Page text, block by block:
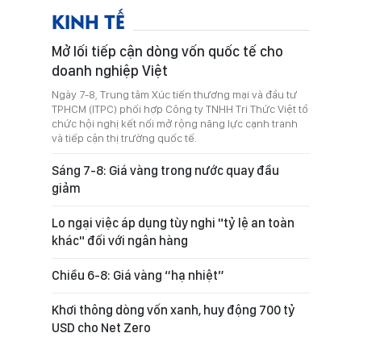
KINH TẾ
Mở lối tiếp cận dòng vốn quốc tế cho
doanh nghiệp Việt
Ngày 7-8, Trung tâm Xúc tiến thương mại và đầu tư
TPHCM (ITPC) phối hợp Công ty TNHH Tri Thức Việt tổ
chức hội nghị kết nối mở rộng năng lực cạnh tranh
và tiếp cận thị trường quốc tế.
Sáng 7-8: Giá vàng trong nước quay đầu
giảm
Lo ngại việc áp dụng tùy nghi "tỷ lệ an toàn
khác" đối với ngân hàng
Chiều 6-8: Giá vàng “hạ nhiệt”
Khơi thông dòng vốn xanh, huy động 700 tỷ
USD cho Net Zero